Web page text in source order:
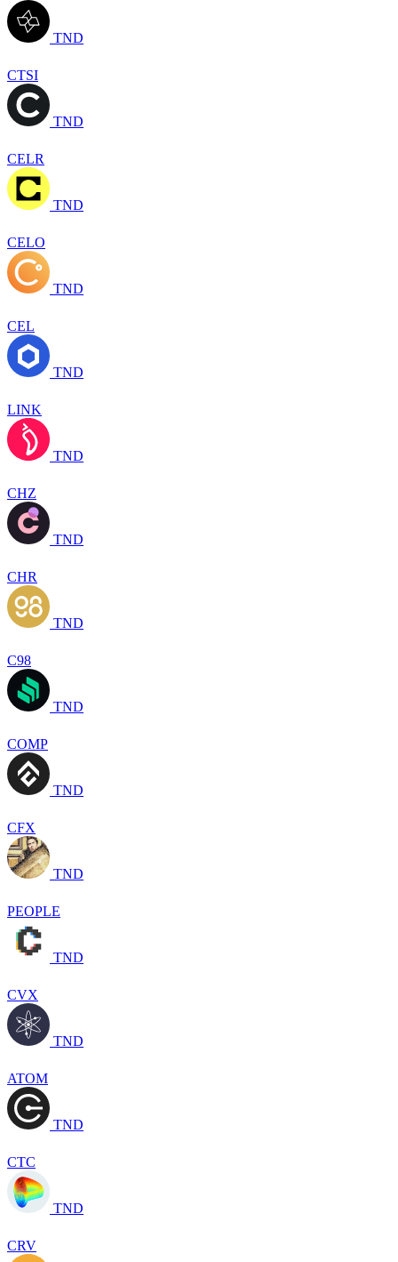
TND
CTSI
TND
CELR
TND
CELO
TND
CEL
TND
LINK
TND
CHZ
TND
CHR
TND
C98
TND
COMP
TND
CFX
TND
PEOPLE
TND
CVX
TND
ATOM
TND
CTC
TND
CRV